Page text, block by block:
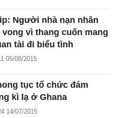
Người nhà nạn nhân
vì thang cuốn mang
tài đi biểu tình
05/08/2015
tục tổ chức đám
kì lạ ở Ghana
14/07/2015